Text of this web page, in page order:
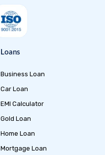
Loans
Business Loan
Car Loan
EMI Calculator
Gold Loan
Home Loan
Mortgage Loan